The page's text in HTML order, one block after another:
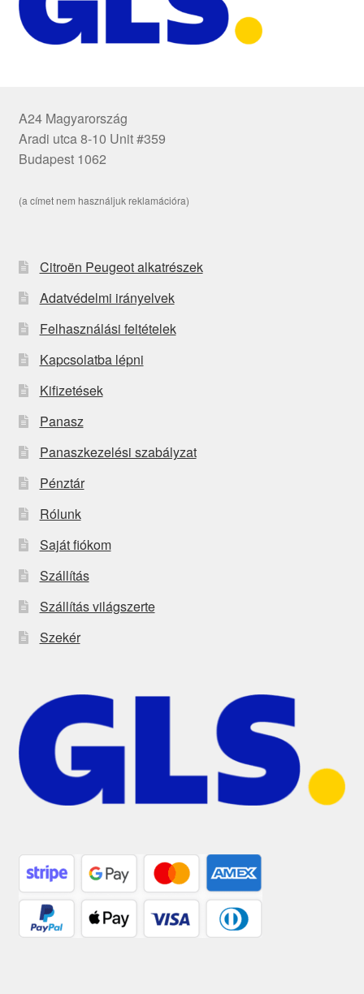
A24 Magyarország
Aradi utca 8-10 Unit #359
Budapest 1062
(a címet nem használjuk reklamációra)
Citroën Peugeot alkatrészek
Adatvédelmi irányelvek
Felhasználási feltételek
Kapcsolatba lépni
Kifizetések
Panasz
Panaszkezelési szabályzat
Pénztár
Rólunk
Saját fiókom
Szállítás
Szállítás világszerte
Szekér